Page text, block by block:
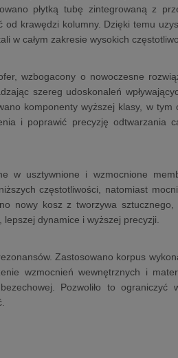
płytką tubę zintegrowaną z
krawędzi kolumny. Dzięki temu
w całym zakresie wysokich
wzbogacony o nowoczesne
szereg udoskonaleń
komponenty wyższej klasy, w tym
i poprawić precyzję odtwarzania
w usztywnione i wzmocnione
częstotliwości, natomiast
nowy kosz z tworzywa sztucznego,
dynamice i wyższej precyzji.
Zastosowano korpus
wzmocnień wewnętrznych i
Pozwoliło to ograniczyć